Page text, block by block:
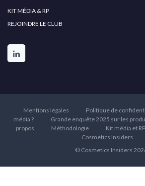
KIT MÉDIA & RP
REJOINDRE LE CLUB
Mentions légales Politique de
média ?
Grande enquête 2025 sur les
propos
Méthodologie Kit média et RP
Cosmetics Insiders
© Cosmetics Insiders